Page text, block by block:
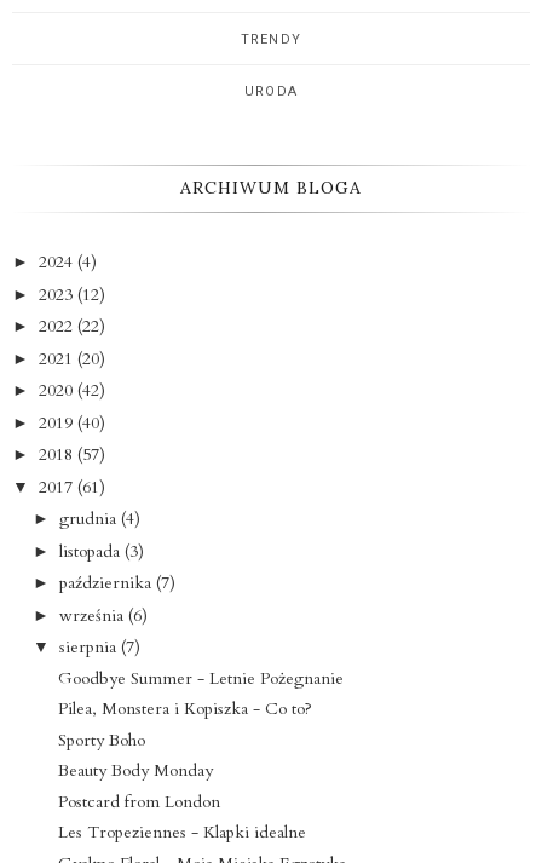
TRENDY
URODA
ARCHIWUM BLOGA
► 2024 (4)
► 2023 (12)
► 2022 (22)
► 2021 (20)
► 2020 (42)
► 2019 (40)
► 2018 (57)
▼ 2017 (61)
► grudnia (4)
► listopada (3)
► października (7)
► września (6)
▼ sierpnia (7)
Goodbye Summer - Letnie Pożegnanie
Pilea, Monstera i Kopiszka - Co to?
Sporty Boho
Beauty Body Monday
Postcard from London
Les Tropeziennes - Klapki idealne